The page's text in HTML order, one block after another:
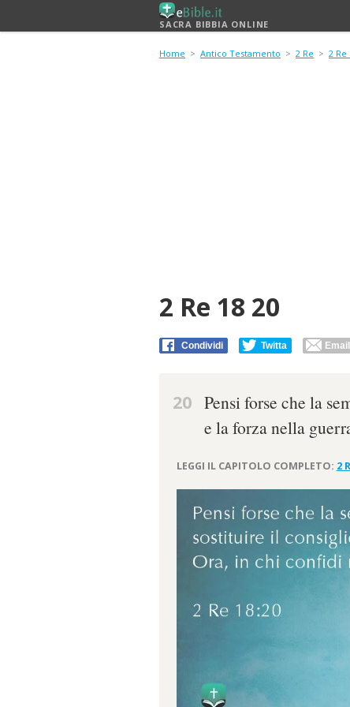
SACRA BIBBIA ONLINE
Home > Antico Testamento > 2 Re > 2 Re
2 Re 18 20
Condividi Twitta Email
20 Pensi forse che la
e la forza nella
LEGGI IL CAPITOLO COMPLETO: 2